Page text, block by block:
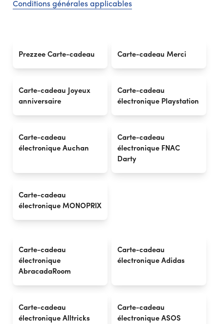
Vous faites actuellement vos achats en France MODIFIER
Conditions générales applicables
Prezzee Carte-cadeau Carte-cadeau Merci
Carte-cadeau Joyeux
anniversaire
Carte-cadeau
électronique Playstation
Carte-cadeau
électronique Auchan
Carte-cadeau
électronique FNAC
Darty
Carte-cadeau
électronique MONOPRIX
Carte-cadeau
électronique
AbracadaRoom
Carte-cadeau
électronique Adidas
Carte-cadeau
électronique Alltricks
Carte-cadeau
électronique ASOS